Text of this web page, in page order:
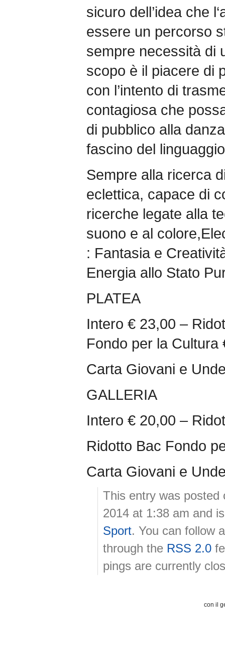
sicuro dell’idea che
essere un percorso
sempre necessità di
scopo è il piacere di
con l’intento di
contagiosa che
di pubblico alla
fascino del
Sempre alla ricerca
eclettica, capace di
ricerche legate alla
suono e al
: Fantasia e
Energia allo Stato
PLATEA
Intero € 23,00 –
Fondo per la Cultura
Carta Giovani e
GALLERIA
Intero € 20,00 –
Ridotto Bac Fondo
Carta Giovani e
This entry was posted
2014 at 1:38 am and
Sport. You can follow
through the RSS 2.0
pings are currently
con il